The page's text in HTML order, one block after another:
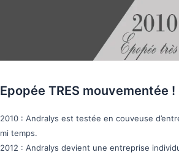
Epopée TRES mouvementée !
2010 : Andralys est testée en couveuse
mi temps.
2012 : Andralys devient une entreprise